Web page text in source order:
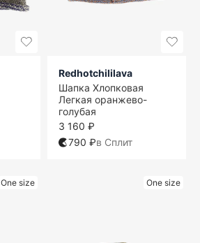
Redhotchililava
Шапка Хлопковая
Легкая оранжево-
голубая
3 160 ₽
790 ₽в Сплит
One size One size